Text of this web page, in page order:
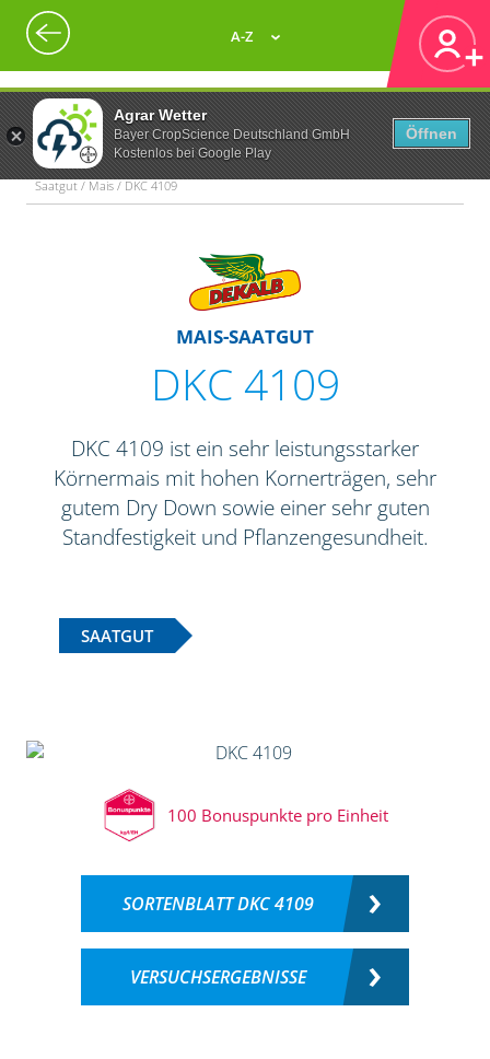
Agrar Wetter
Bayer CropScience Deutschland GmbH
Kostenlos bei Google Play
Öffnen
A-Z
Saatgut / Mais / DKC 4109
MAIS-SAATGUT
DKC 4109
DKC 4109 ist ein sehr leistungsstarker
Körnermais mit hohen Kornerträgen, sehr
gutem Dry Down sowie einer sehr guten
Standfestigkeit und Pflanzengesundheit.
SAATGUT
100 Bonuspunkte pro Einheit
SORTENBLATT DKC 4109
VERSUCHSERGEBNISSE